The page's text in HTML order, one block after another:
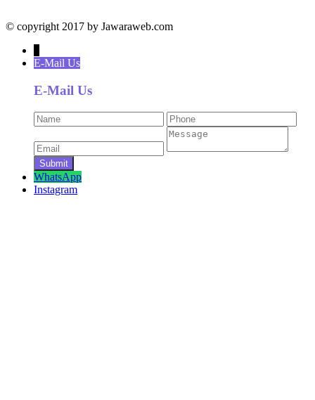
© copyright 2017 by Jawaraweb.com
E-Mail Us
E-Mail Us
WhatsApp
Instagram